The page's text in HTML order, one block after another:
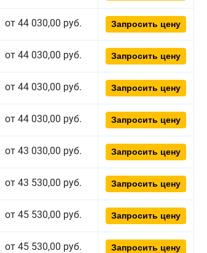
от 44 030,00 руб. Запросить цену
от 44 030,00 руб. Запросить цену
от 44 030,00 руб. Запросить цену
от 44 030,00 руб. Запросить цену
от 43 030,00 руб. Запросить цену
от 43 530,00 руб. Запросить цену
от 45 530,00 руб. Запросить цену
от 45 530,00 руб. Запросить цену